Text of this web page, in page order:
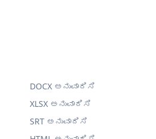
DOCX ಅನುವಾದಿಸಿ
XLSX ಅನುವಾದಿಸಿ
SRT ಅನುವಾದಿಸಿ